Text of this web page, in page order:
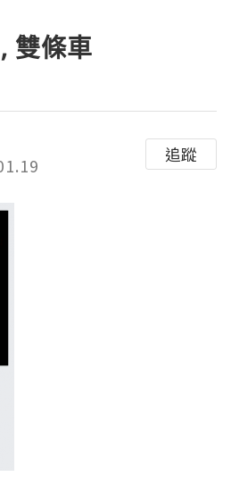
雙條車
追蹤